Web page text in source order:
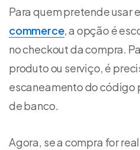
Para quem pretende usar
commerce, a opção é
no checkout da compra.
produto ou serviço, é
escaneamento do código
de banco.
Agora, se a compra for